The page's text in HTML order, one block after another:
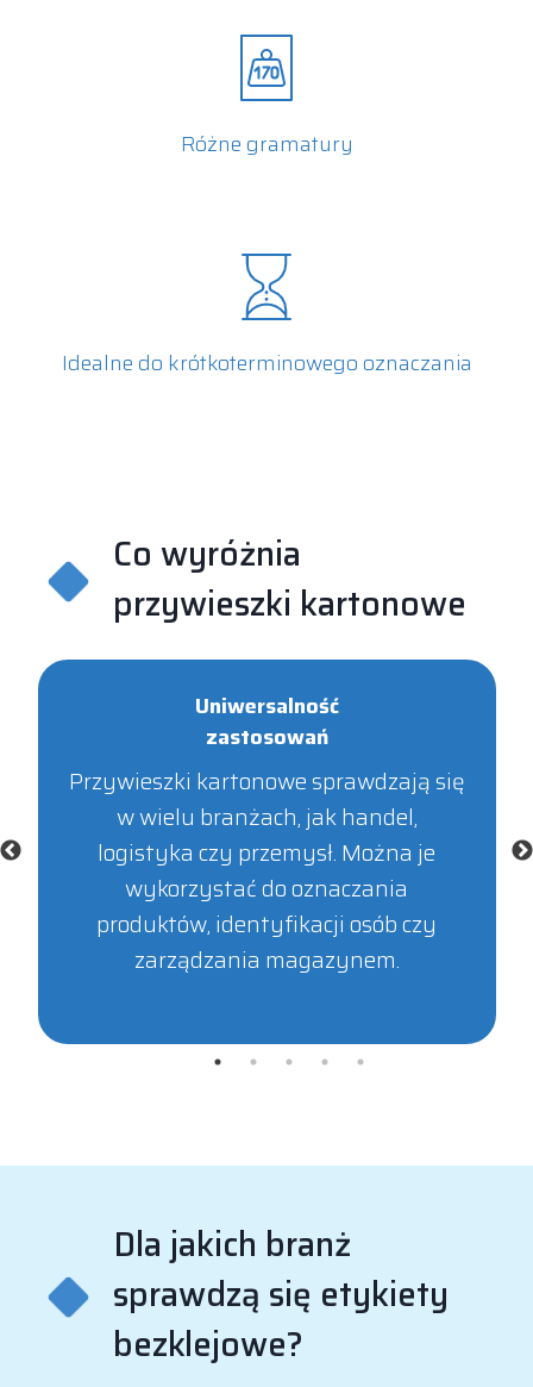
Różne gramatury
Idealne do krótkoterminowego oznaczania
Co wyróżnia
przywieszki kartonowe
Uniwersalność
zastosowań
Przywieszki kartonowe sprawdzają się
w wielu branżach, jak handel,
logistyka czy przemysł. Można je
wykorzystać do oznaczania
produktów, identyfikacji osób czy
zarządzania magazynem.
Dla jakich branż
sprawdzą się etykiety
bezklejowe?